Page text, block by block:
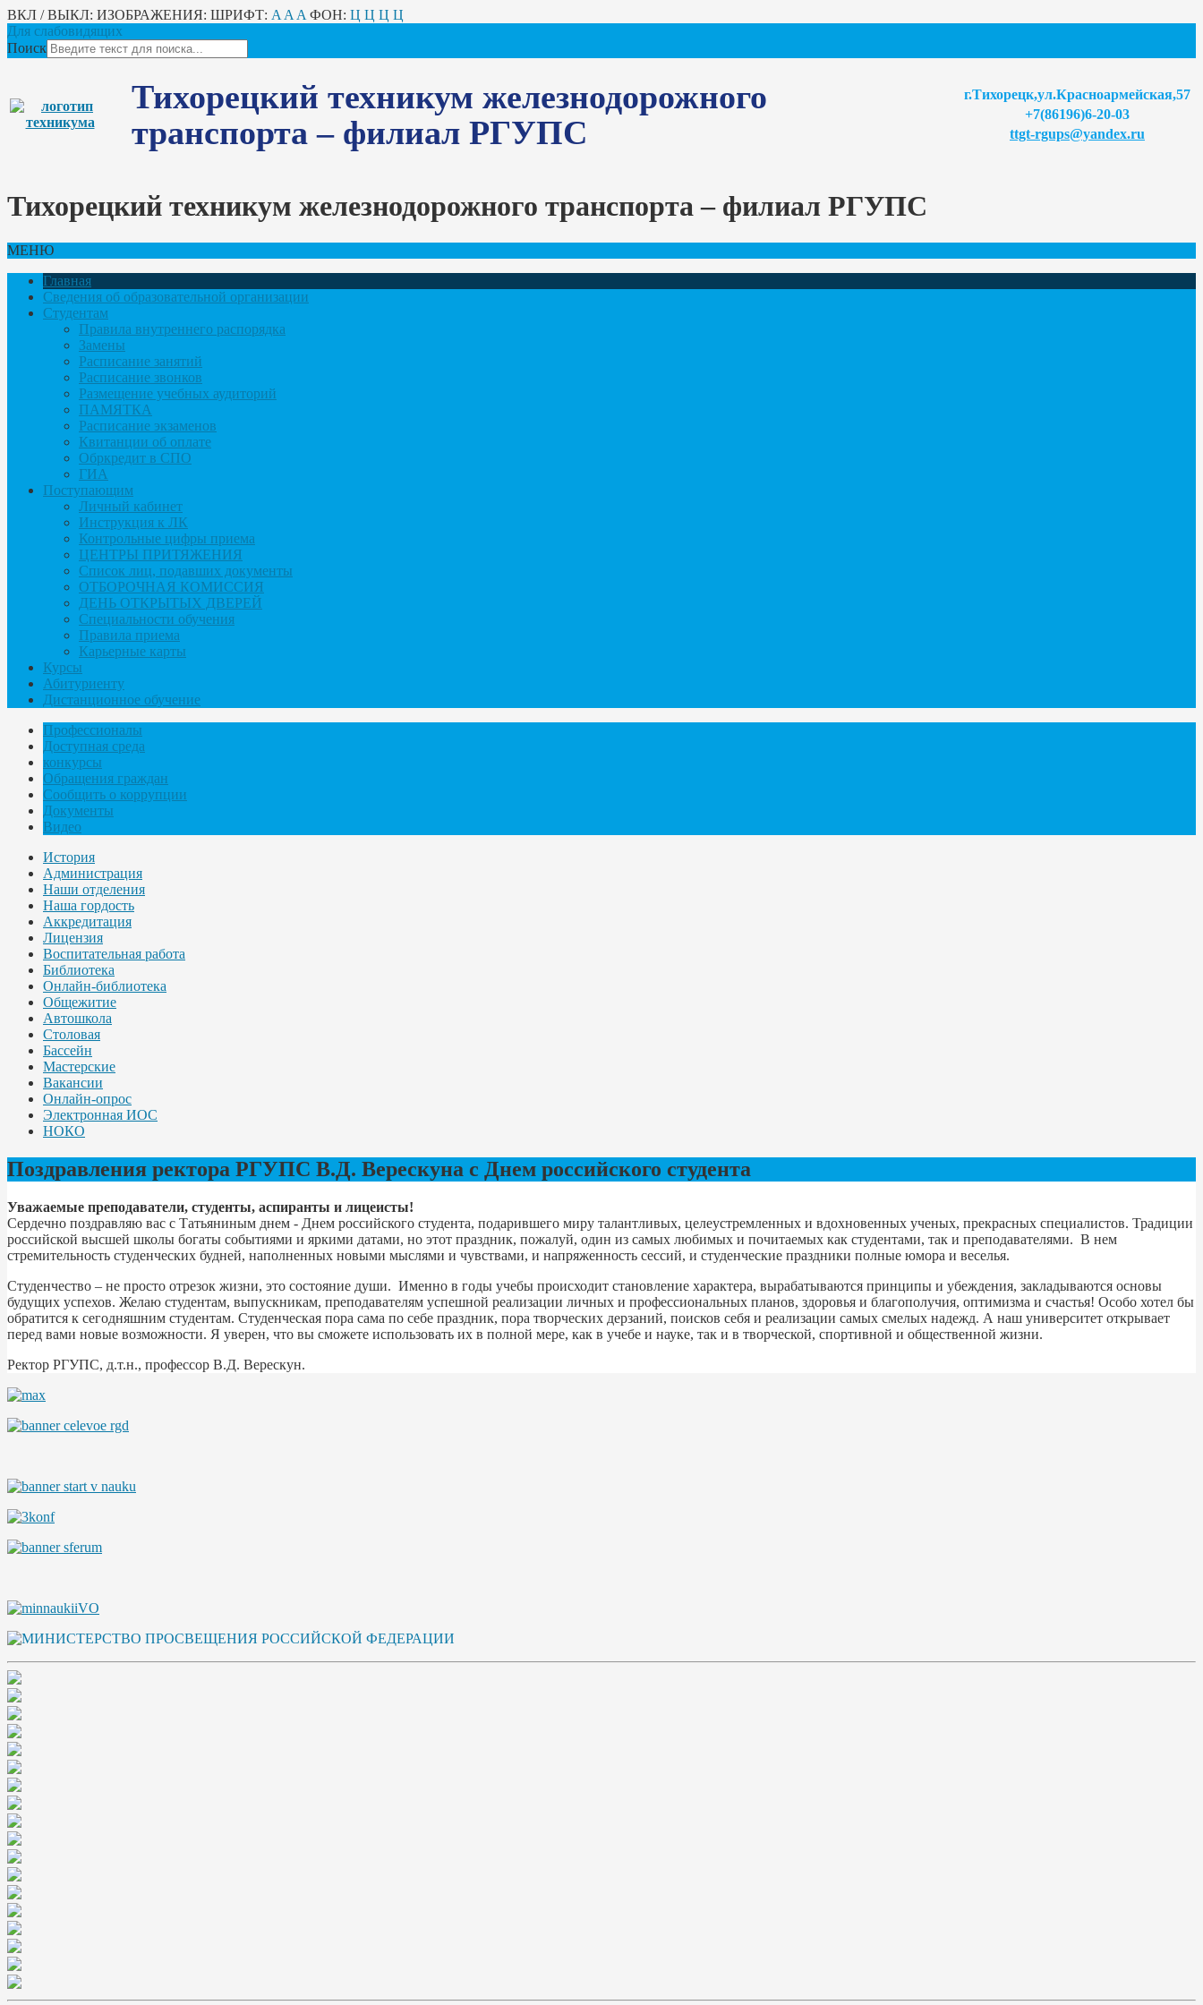
ВКЛ / ВЫКЛ: ИЗОБРАЖЕНИЯ: ШРИФТ: A A A ФОН: Ц Ц Ц Ц
Для слабовидящих
Поиск
Тихорецкий техникум железнодорожного
транспорта – филиал РГУПС
г.Тихорецк,ул.Красноармейская,57
+7(86196)6-20-03
ttgt-rgups@yandex.ru
Тихорецкий техникум железнодорожного транспорта – филиал РГУПС
МЕНЮ
Главная
Сведения об образовательной организации
Студентам
Правила внутреннего распорядка
Замены
Расписание занятий
Расписание звонков
Размещение учебных аудиторий
ПАМЯТКА
Расписание экзаменов
Квитанции об оплате
Обркредит в СПО
ГИА
Поступающим
Личный кабинет
Инструкция к ЛК
Контрольные цифры приема
ЦЕНТРЫ ПРИТЯЖЕНИЯ
Список лиц, подавших документы
ОТБОРОЧНАЯ КОМИССИЯ
ДЕНЬ ОТКРЫТЫХ ДВЕРЕЙ
Специальности обучения
Правила приема
Карьерные карты
Курсы
Абитуриенту
Дистанционное обучение
Профессионалы
Доступная среда
конкурсы
Обращения граждан
Сообщить о коррупции
Документы
Видео
История
Администрация
Наши отделения
Наша гордость
Аккредитация
Лицензия
Воспитательная работа
Библиотека
Онлайн-библиотека
Общежитие
Автошкола
Столовая
Бассейн
Мастерские
Вакансии
Онлайн-опрос
Электронная ИОС
НОКО
Поздравления ректора РГУПС В.Д. Верескуна с Днем российского студента
Уважаемые преподаватели, студенты, аспиранты и лицеисты!
Сердечно поздравляю вас с Татьяниным днем - Днем российского студента, подарившего миру талантливых, целеустремленных и вдохновенных ученых, прекрасных специалистов. Традиции
российской высшей школы богаты событиями и яркими датами, но этот праздник, пожалуй, один из самых любимых и почитаемых как студентами, так и преподавателями. В нем
стремительность студенческих будней, наполненных новыми мыслями и чувствами, и напряженность сессий, и студенческие праздники полные юмора и веселья.
Студенчество – не просто отрезок жизни, это состояние души. Именно в годы учебы происходит становление характера, вырабатываются принципы и убеждения, закладываются основы
будущих успехов. Желаю студентам, выпускникам, преподавателям успешной реализации личных и профессиональных планов, здоровья и благополучия, оптимизма и счастья! Особо хотел бы
обратится к сегодняшним студентам. Студенческая пора сама по себе праздник, пора творческих дерзаний, поисков себя и реализации самых смелых надежд. А наш университет открывает
перед вами новые возможности. Я уверен, что вы сможете использовать их в полной мере, как в учебе и науке, так и в творческой, спортивной и общественной жизни.
Ректор РГУПС, д.т.н., профессор В.Д. Верескун.